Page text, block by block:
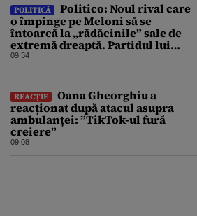
POLITICĂ
Politico: Noul rival care
o împinge pe Meloni să se
întoarcă la „rădăcinile” sale de
extremă dreaptă. Partidul lui
Vannacci a trecut de 7% în
09:34
REACȚIE
Oana Gheorghiu a
reacționat după atacul asupra
ambulanței: ”TikTok-ul fură
creiere”
09:08